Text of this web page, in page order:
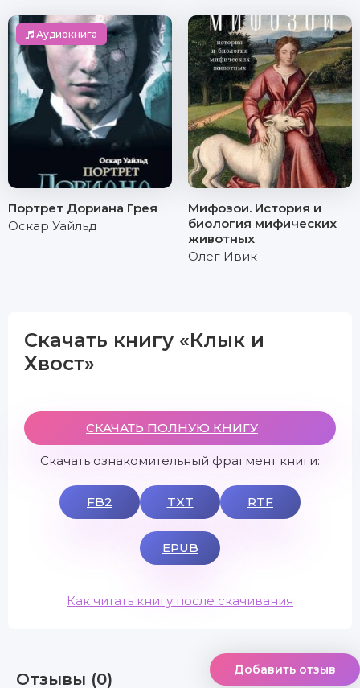
Аудиокнига
Портрет Дориана Грея
Оскар Уайльд
Мифозои. История и
биология мифических
животных
Олег Ивик
Скачать книгу «Клык и
Хвост»
СКАЧАТЬ ПОЛНУЮ КНИГУ
Скачать ознакомительный фрагмент книги:
FB2 TXT RTF
EPUB
Как читать книгу после скачивания
Отзывы (0) Добавить отзыв